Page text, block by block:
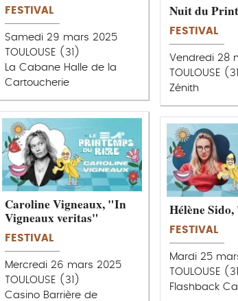
FESTIVAL
Samedi 29 mars 2025
TOULOUSE (31)
La Cabane Halle de la
Cartoucherie
Nuit du
FESTIVAL
Vendredi 28
TOULOUSE
Zénith
Caroline Vigneaux, "In
Vigneaux veritas"
FESTIVAL
Mercredi 26 mars 2025
TOULOUSE (31)
Casino Barrière de
Hélène
FESTIVAL
Mardi 25
TOULOUSE
Flashback